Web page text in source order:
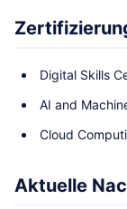
Digital Skills
AI and
Cloud
Aktuelle